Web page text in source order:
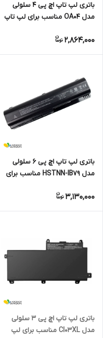
باتری لپ تاپ اچ پی 4 سلولی
مدل OA04 مناسب برای لپ تاپ
G2-G3
2,864,000
باتری لپ تاپ اچ پی 6 سلولی
مدل HSTNN-IB79 مناسب برای
G60
3,130,000
باتری لپ تاپ اچ پی 3 سلولی
مدل CI03XL مناسب برای لپ‌